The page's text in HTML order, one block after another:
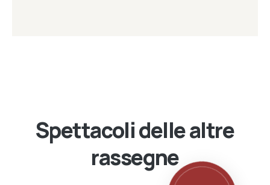
Spettacoli delle altre
rassegne